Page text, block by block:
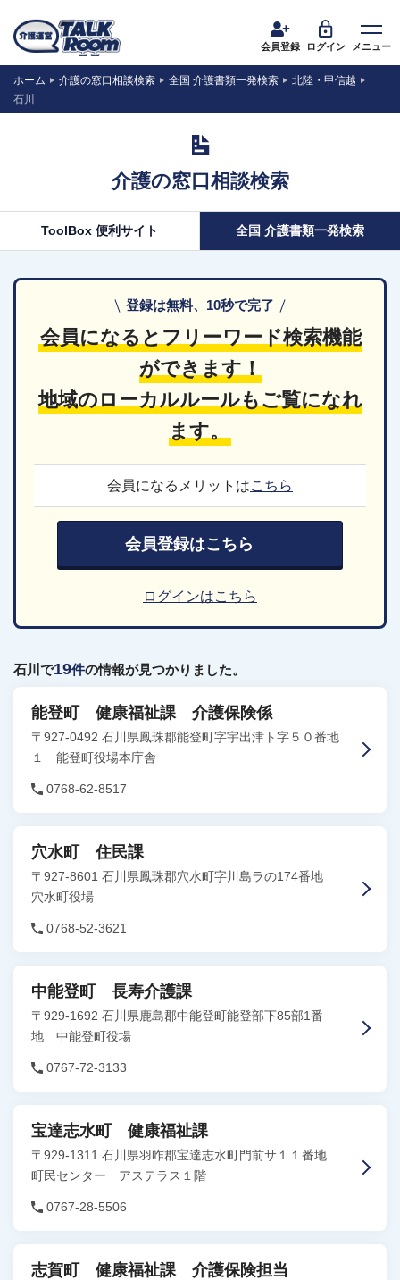
会員登録 ログイン メニュー
ホーム 介護の窓口相談検索 全国 介護書類一発検索
北陸・甲信越
石川
介護の窓口相談検索
ToolBox 便利サイト 全国 介護書類一発検索
登録は無料、10秒で完了
会員になるとフリーワード検索機能
ができます！
地域のローカルルールもご覧になれ
ます。
会員になるメリットはこちら
会員登録はこちら
ログインはこちら
石川で19件の情報が見つかりました。
能登町 健康福祉課 介護保険係
〒927-0492 石川県鳳珠郡能登町字宇出津ト字５０番地
１ 能登町役場本庁舎
0768-62-8517
穴水町 住民課
〒927-8601 石川県鳳珠郡穴水町字川島ラの174番地
穴水町役場
0768-52-3621
中能登町 長寿介護課
〒929-1692 石川県鹿島郡中能登町能登部下85部1番
地 中能登町役場
0767-72-3133
宝達志水町 健康福祉課
〒929-1311 石川県羽咋郡宝達志水町門前サ１１番地
町民センター アステラス１階
0767-28-5506
志賀町 健康福祉課 介護保険担当